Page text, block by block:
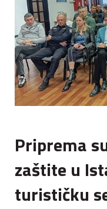
Priprema
zaštite u
turističku